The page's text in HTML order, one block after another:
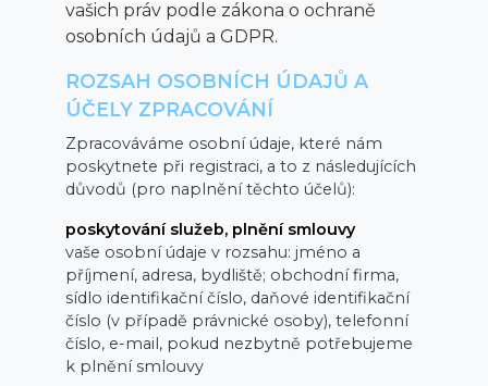
vašich práv podle zákona o ochraně
osobních údajů a GDPR.
ROZSAH OSOBNÍCH ÚDAJŮ A
ÚČELY ZPRACOVÁNÍ
Zpracováváme osobní údaje, které nám
poskytnete při registraci, a to z následujících
důvodů (pro naplnění těchto účelů):
poskytování služeb, plnění smlouvy
vaše osobní údaje v rozsahu: jméno a
příjmení, adresa, bydliště; obchodní firma,
sídlo identifikační číslo, daňové identifikační
číslo (v případě právnické osoby), telefonní
číslo, e-mail, pokud nezbytně potřebujeme
k plnění smlouvy